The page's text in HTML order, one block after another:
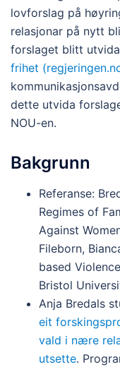
lovforslag på
relasjonar på nytt
forslaget blitt
frihet
dette utvida
NOU-en.
Bakgrunn
Referanse:
Regimes of
Against
Fileborn,
based
Bristol
Anja Bredals
eit
vald i nære
utsette.